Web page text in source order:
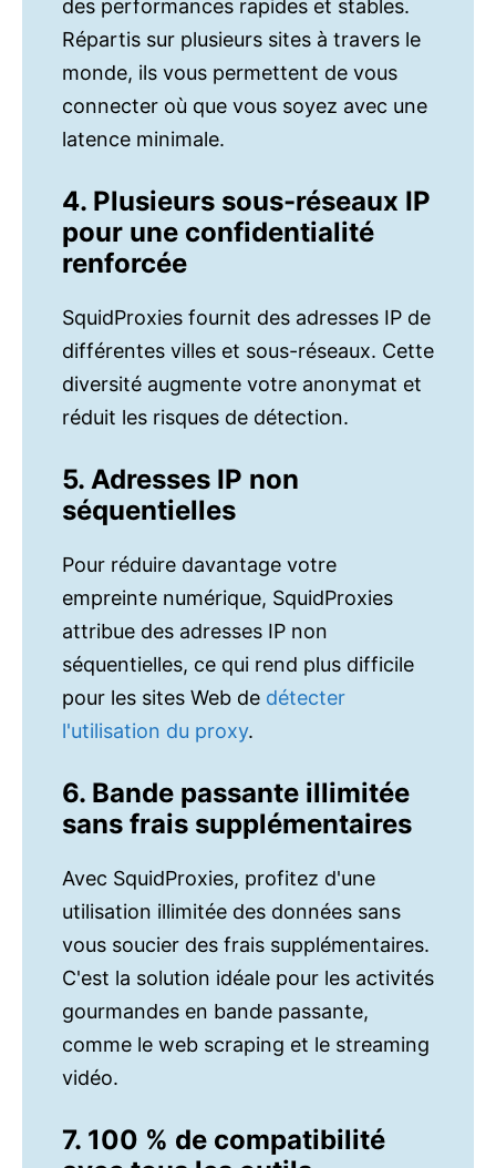
des performances rapides et stables.
Répartis sur plusieurs sites à travers le
monde, ils vous permettent de vous
connecter où que vous soyez avec une
latence minimale.
4. Plusieurs sous-réseaux IP
pour une confidentialité
renforcée
SquidProxies fournit des adresses IP de
différentes villes et sous-réseaux. Cette
diversité augmente votre anonymat et
réduit les risques de détection.
5. Adresses IP non
séquentielles
Pour réduire davantage votre
empreinte numérique, SquidProxies
attribue des adresses IP non
séquentielles, ce qui rend plus difficile
pour les sites Web de détecter
l'utilisation du proxy.
6. Bande passante illimitée
sans frais supplémentaires
Avec SquidProxies, profitez d'une
utilisation illimitée des données sans
vous soucier des frais supplémentaires.
C'est la solution idéale pour les activités
gourmandes en bande passante,
comme le web scraping et le streaming
vidéo.
7. 100 % de compatibilité